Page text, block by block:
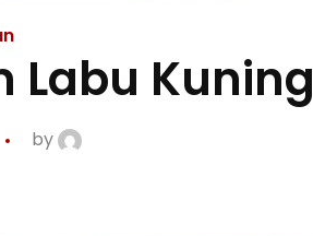
Labu Kuning
by